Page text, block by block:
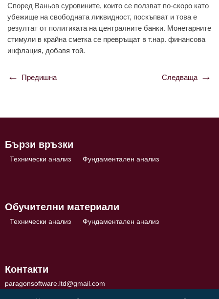
Според Ваньов суровините, които се ползват по-скоро като
убежище на свободната ликвидност, поскъпват и това е
резултат от политиката на централните банки. Монетарните
стимули в крайна сметка се превръщат в т.нар. финансова
инфлация, добавя той.
Навигация
Предишна Следваща
Бързи връзки
Технически анализ Фундаментален анализ
Обучителни материали
Технически анализ Фундаментален анализ
Контакти
paragonsoftware.ltd@gmail.com